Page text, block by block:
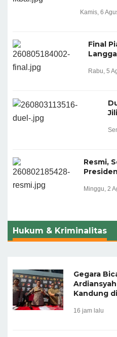
Kamis, 6
Final
Rabu, 5
Resmi,
Minggu, 2
Hukum & Kriminalitas
Gegara
Kandung
16 jam lalu